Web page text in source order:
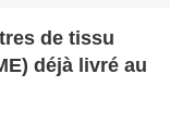
de tissu
déjà livré au